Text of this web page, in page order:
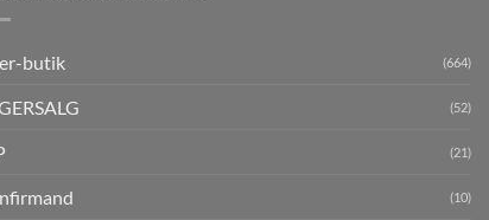
butik (664)
(52)
(21)
(10)